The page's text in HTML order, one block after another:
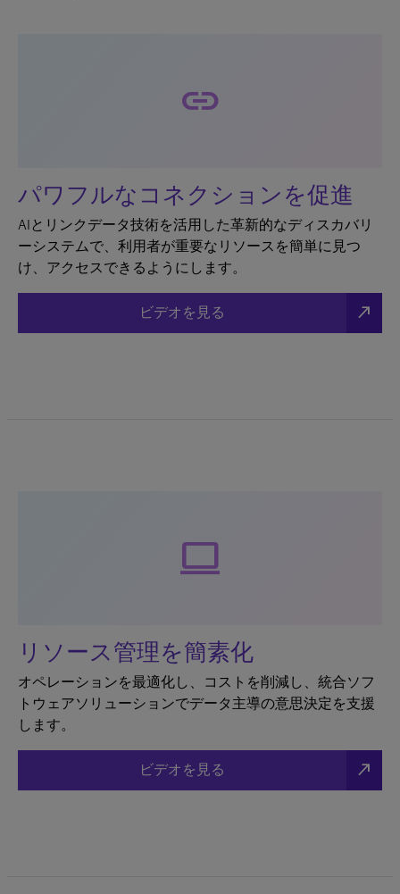
link
パワフルなコネクションを促進
AIとリンクデータ技術を活用した革新的なディスカバリ
ーシステムで、利用者が重要なリソースを簡単に見つ
け、アクセスできるようにします。
ビデオを見る north_east
Computer
リソース管理を簡素化
オペレーションを最適化し、コストを削減し、統合ソフ
トウェアソリューションでデータ主導の意思決定を支援
します。
ビデオを見る north_east